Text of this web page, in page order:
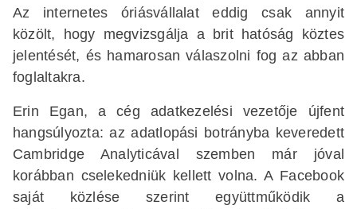
Az internetes óriásvállalat eddig csak annyit
közölt, hogy megvizsgálja a brit hatóság köztes
jelentését, és hamarosan válaszolni fog az abban
foglaltakra.
Erin Egan, a cég adatkezelési vezetője újfent
hangsúlyozta: az adatlopási botrányba keveredett
Cambridge Analyticával szemben már jóval
korábban cselekedniük kellett volna. A Facebook
saját közlése szerint együttműködik a